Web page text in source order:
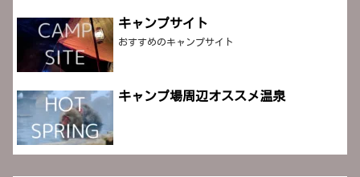
キャンプサイト
おすすめのキャンプサイト
キャンプ場周辺オススメ温泉